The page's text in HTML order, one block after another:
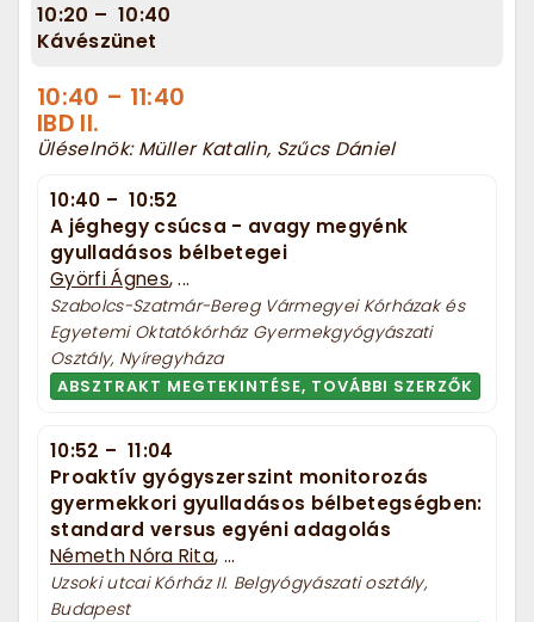
10:20 – 10:40
Kávészünet
10:40 – 11:40
IBD II.
Üléselnök: Müller Katalin, Szűcs Dániel
10:40 – 10:52
A jéghegy csúcsa - avagy megyénk
gyulladásos bélbetegei
Györfi Ágnes, ...
Szabolcs-Szatmár-Bereg Vármegyei Kórházak és
Egyetemi Oktatókórház Gyermekgyógyászati
Osztály, Nyíregyháza
ABSZTRAKT MEGTEKINTÉSE, TOVÁBBI SZERZŐK
10:52 – 11:04
Proaktív gyógyszerszint monitorozás
gyermekkori gyulladásos bélbetegségben:
standard versus egyéni adagolás
Németh Nóra Rita, ...
Uzsoki utcai Kórház II. Belgyógyászati osztály,
Budapest